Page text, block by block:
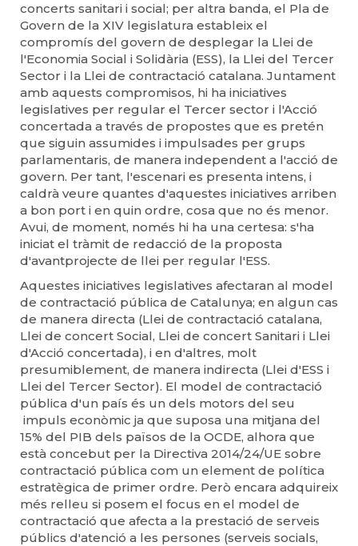
concerts sanitari i social; per altra banda, el Pla de
Govern de la XIV legislatura estableix el
compromís del govern de desplegar la Llei de
l'Economia Social i Solidària (ESS), la Llei del Tercer
Sector i la Llei de contractació catalana. Juntament
amb aquests compromisos, hi ha iniciatives
legislatives per regular el Tercer sector i l'Acció
concertada a través de propostes que es pretén
que siguin assumides i impulsades per grups
parlamentaris, de manera independent a l'acció de
govern. Per tant, l'escenari es presenta intens, i
caldrà veure quantes d'aquestes iniciatives arriben
a bon port i en quin ordre, cosa que no és menor.
Avui, de moment, només hi ha una certesa: s'ha
iniciat el tràmit de redacció de la proposta
d'avantprojecte de llei per regular l'ESS.
Aquestes iniciatives legislatives afectaran al model
de contractació pública de Catalunya; en algun cas
de manera directa (Llei de contractació catalana,
Llei de concert Social, Llei de concert Sanitari i Llei
d'Acció concertada), i en d'altres, molt
presumiblement, de manera indirecta (Llei d'ESS i
Llei del Tercer Sector). El model de contractació
pública d'un país és un dels motors del seu
impuls econòmic ja que suposa una mitjana del
15% del PIB dels països de la OCDE, alhora que
està concebut per la Directiva 2014/24/UE sobre
contractació pública com un element de política
estratègica de primer ordre. Però encara adquireix
més relleu si posem el focus en el model de
contractació que afecta a la prestació de serveis
públics d'atenció a les persones (serveis socials,